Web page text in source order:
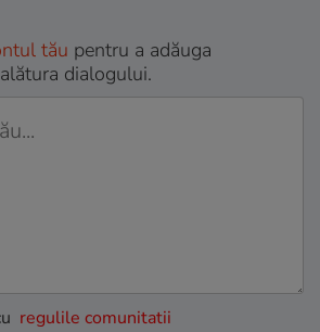
tău pentru a adăuga
dialogului.
regulile comunitatii